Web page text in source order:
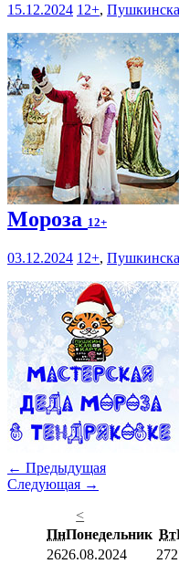
15.12.2024 12+,
Мороза 12+
03.12.2024 12+,
← Предыдущая
Следующая →
<
ПнПонедельник Вт
2626.08.2024 27